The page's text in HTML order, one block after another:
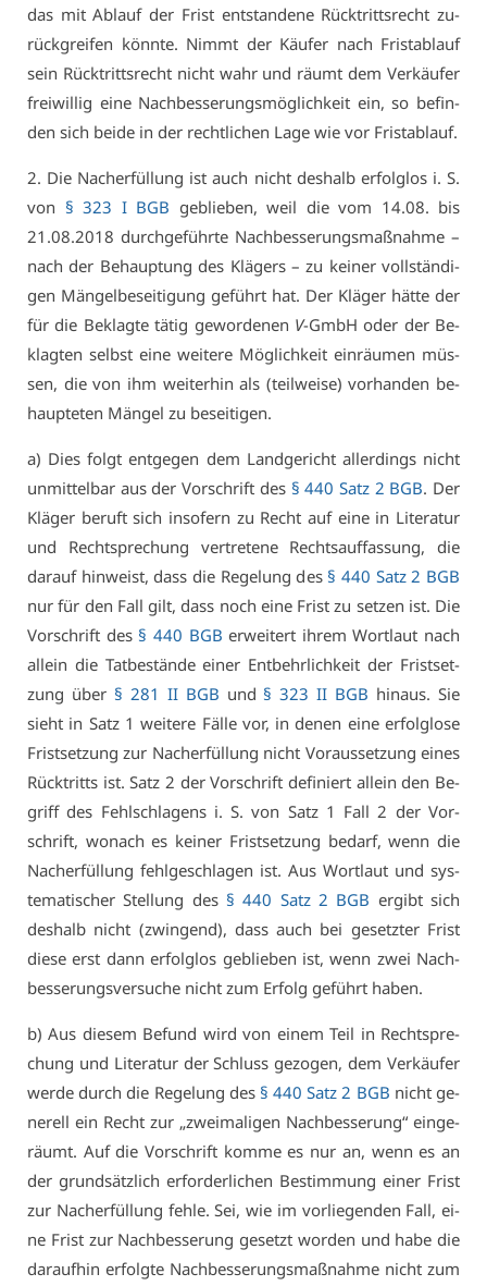
das mit Ab­lauf der Frist ent­stan­de­ne Rück­tritts­recht zu­
rück­grei­fen könn­te. Nimmt der Käu­fer nach Frist­ab­lauf
sein Rück­tritts­recht nicht wahr und räumt dem Ver­käu­fer
frei­wil­lig ei­ne Nach­bes­se­rungs­mög­lich­keit ein, so be­fin­
den sich bei­de in der recht­li­chen La­ge wie vor Frist­ab­lauf.
2. Die Nach­er­fül­lung ist auch nicht des­halb er­folg­los i. S.
von § 323 I BGB ge­blie­ben, weil die vom 14.08. bis
21.08.2018 durch­ge­führ­te Nach­bes­se­rungs­maß­nah­me –
nach der Be­haup­tung des Klä­gers – zu kei­ner voll­stän­di­
gen Män­gel­be­sei­ti­gung ge­führt hat. Der Klä­ger hät­te der
für die Be­klag­te tä­tig ge­wor­de­nen V-GmbH oder der Be­
klag­ten selbst ei­ne wei­te­re Mög­lich­keit ein­räu­men müs­
sen, die von ihm wei­ter­hin als (teil­wei­se) vor­han­den be­
haup­te­ten Män­gel zu be­sei­ti­gen.
a) Dies folgt ent­ge­gen dem Land­ge­richt al­ler­dings nicht
un­mit­tel­bar aus der Vor­schrift des § 440 Satz 2 BGB. Der
Klä­ger be­ruft sich in­so­fern zu Recht auf ei­ne in Li­te­ra­tur
und Recht­spre­chung ver­tre­te­ne Rechts­auf­fas­sung, die
dar­auf hin­weist, dass die Re­ge­lung des § 440 Satz 2 BGB
nur für den Fall gilt, dass noch ei­ne Frist zu set­zen ist. Die
Vor­schrift des § 440 BGB er­wei­tert ih­rem Wort­laut nach
al­lein die Tat­be­stän­de ei­ner Ent­behr­lich­keit der Frist­set­
zung über § 281 II BGB und § 323 II BGB hin­aus. Sie
sieht in Satz 1 wei­te­re Fäl­le vor, in de­nen ei­ne er­folg­lo­se
Frist­set­zung zur Nach­er­fül­lung nicht Vor­aus­set­zung ei­nes
Rück­tritts ist. Satz 2 der Vor­schrift de­fi­niert al­lein den Be­
griff des Fehl­schla­gens i. S. von Satz 1 Fall 2 der Vor­
schrift, wo­nach es kei­ner Frist­set­zung be­darf, wenn die
Nach­er­fül­lung fehl­ge­schla­gen ist. Aus Wort­laut und sys­
te­ma­ti­scher Stel­lung des § 440 Satz 2 BGB er­gibt sich
des­halb nicht (zwin­gend), dass auch bei ge­setz­ter Frist
die­se erst dann er­folg­los ge­blie­ben ist, wenn zwei Nach­
bes­se­rungs­ver­su­che nicht zum Er­folg ge­führt ha­ben.
b) Aus die­sem Be­fund wird von ei­nem Teil in Recht­spre­
chung und Li­te­ra­tur der Schluss ge­zo­gen, dem Ver­käu­fer
wer­de durch die Re­ge­lung des § 440 Satz 2 BGB nicht ge­
ne­rell ein Recht zur „zwei­ma­li­gen Nach­bes­se­rung“ ein­ge­
räumt. Auf die Vor­schrift kom­me es nur an, wenn es an
der grund­sätz­lich er­for­der­li­chen Be­stim­mung ei­ner Frist
zur Nach­er­fül­lung feh­le. Sei, wie im vor­lie­gen­den Fall, ei­
ne Frist zur Nach­bes­se­rung ge­setzt wor­den und ha­be die
dar­auf­hin er­folg­te Nach­bes­se­rungs­maß­nah­me nicht zum